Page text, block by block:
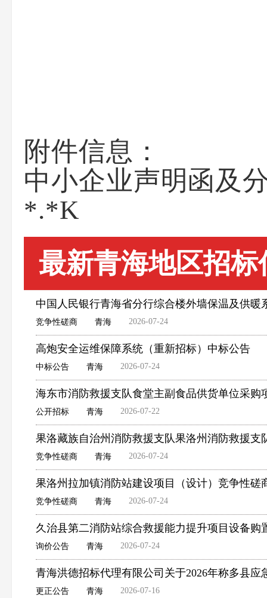
附件信息：
中小企业声明函及
*.*K
最新青海地区招标
中国人民银行青海省分行综合楼外墙保温及供暖
竞争性磋商 青海 2026-07-24
高炮安全运维保障系统（重新招标）中标公告
中标公告 青海 2026-07-24
海东市消防救援支队食堂主副食品供货单位采购
公开招标 青海 2026-07-22
果洛藏族自治州消防救援支队果洛州消防救援
竞争性磋商 青海 2026-07-24
果洛州拉加镇消防站建设项目（设计）竞争性磋
竞争性磋商 青海 2026-07-24
久治县第二消防站综合救援能力提升项目设备购
询价公告 青海 2026-07-24
青海洪德招标代理有限公司关于2026年称多县
更正公告 青海 2026-07-16